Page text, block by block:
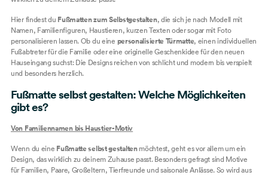
Hier findest du Fußmatten zum Selbstgestalten, die sich je nach Modell mit
Namen, Familienfiguren, Haustieren, kurzen Texten oder sogar mit Foto
personalisieren lassen. Ob du eine personalisierte Türmatte, einen individuellen
Fußabtreter für die Familie oder eine originelle Geschenkidee für den neuen
Hauseingang suchst: Die Designs reichen von schlicht und modern bis verspielt
und besonders herzlich.
Fußmatte selbst gestalten: Welche Möglichkeiten
gibt es?
Von Familiennamen bis Haustier-Motiv
Wenn du eine Fußmatte selbst gestaltenmöchtest, geht es vor allem um ein
Design, das wirklich zu deinem Zuhause passt. Besonders gefragt sind Motive
für Familien, Paare, Großeltern, Tierfreunde und saisonale Anlässe. So wird aus